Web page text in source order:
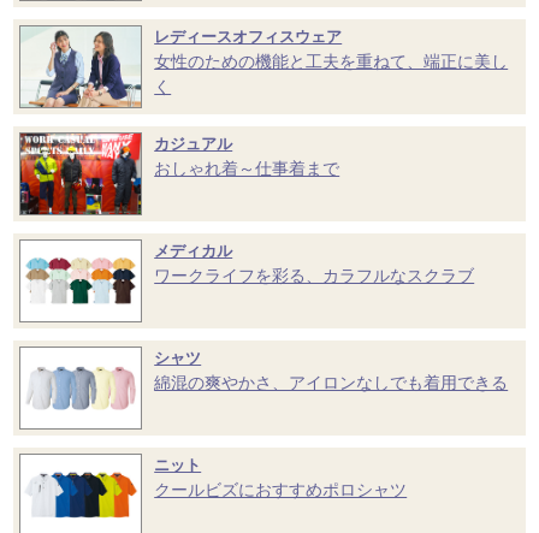
レディースオフィスウェア
女性のための機能と工夫を重ねて、端正に美し
く
カジュアル
おしゃれ着～仕事着まで
メディカル
ワークライフを彩る、カラフルなスクラブ
シャツ
綿混の爽やかさ、アイロンなしでも着用できる
ニット
クールビズにおすすめポロシャツ